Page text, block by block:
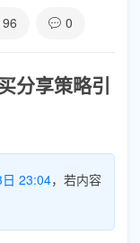
0
分享策略引
23:04，若内容